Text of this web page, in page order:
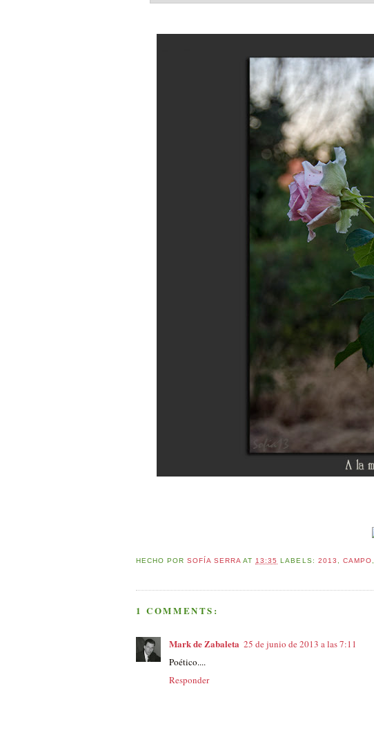
HECHO PORSOFÍA SERRAAT 13:35 LABELS: 2013 CAMPO
1 COMMENTS:
Mark de Zabaleta 25 de junio de 2013 a las 7:11
Poético....
Responder